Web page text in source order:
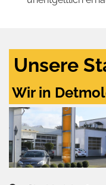
Unsere
Wir in